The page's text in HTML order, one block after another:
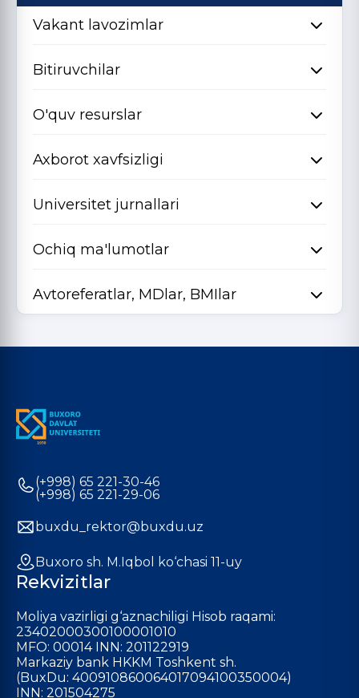
Vakant lavozimlar
Bitiruvchilar
O'quv resurslar
Axborot xavfsizligi
Universitet jurnallari
Ochiq ma'lumotlar
Avtoreferatlar, MDlar, BMIlar
(+998) 65 221-30-46
(+998) 65 221-29-06
buxdu_rektor@buxdu.uz
Buxoro sh. M.Iqbol ko‘chasi 11-uy
Rekvizitlar
Moliya vazirligi g‘aznachiligi Hisob raqami:
23402000300100001010
MFO: 00014 INN: 201122919
Markaziy bank HKKM Toshkent sh.
(BuxDu: 400910860064017094100350004)
INN: 201504275